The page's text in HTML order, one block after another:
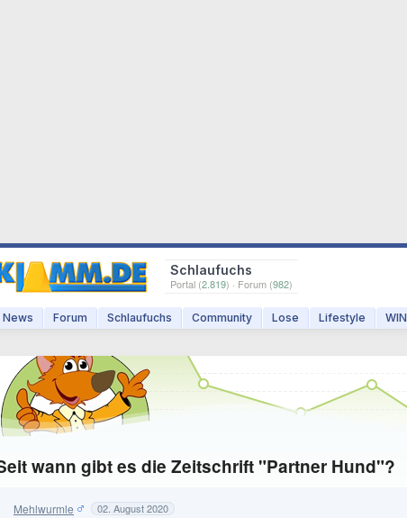
Schlaufuchs
Portal (2.819) · Forum (982)
News Forum Schlaufuchs Community Lose Lifestyle WIN
wann gibt es die Zeitschrift "Partner Hund"?
Mehlwurmle 02. August 2020